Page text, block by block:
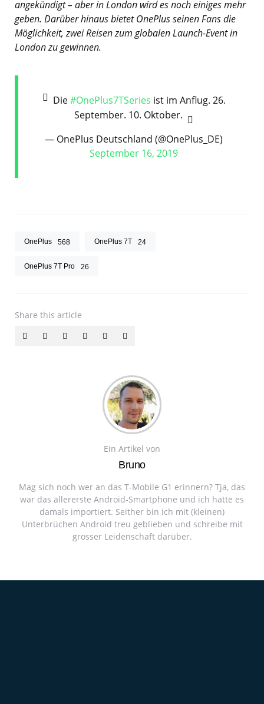
angekündigt – aber in London wird es noch einiges mehr
geben. Darüber hinaus bietet OnePlus seinen Fans die
Möglichkeit, zwei Reisen zum globalen Launch-Event in
London zu gewinnen.
Die#OnePlus7TSeries ist im Anflug. 26.
September. 10. Oktober.
— OnePlus Deutschland (@OnePlus_DE)
September 16, 2019
OnePlus 568 OnePlus 7T 24
OnePlus 7T Pro 26
Share this article
Ein Artikel von
Bruno
Mag sich noch wer an das T-Mobile G1 erinnern? Tja, das
war das allererste Android-Smartphone und ich hatte es
damals importiert. Seither bin ich mit (kleinen)
Unterbrüchen Android treu geblieben und schreibe mit
grosser Leidenschaft darüber.